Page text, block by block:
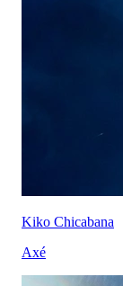
Kiko Chicabana
Axé